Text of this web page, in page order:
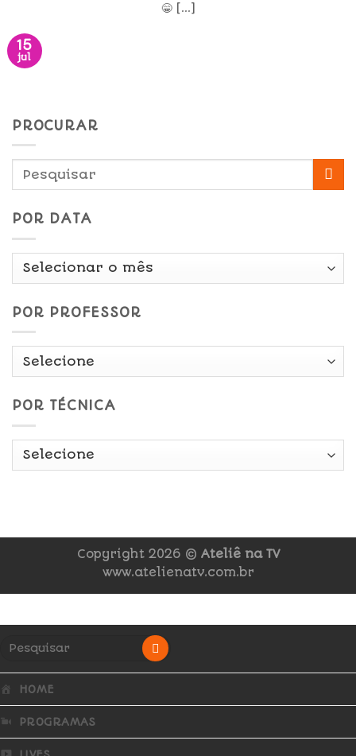
😁 [...]
15
jul
PROCURAR
POR DATA
Por
POR PROFESSOR
POR TÉCNICA
Copyright 2026 © Ateliê na TV
www.atelienatv.com.br
HOME
PROGRAMAS